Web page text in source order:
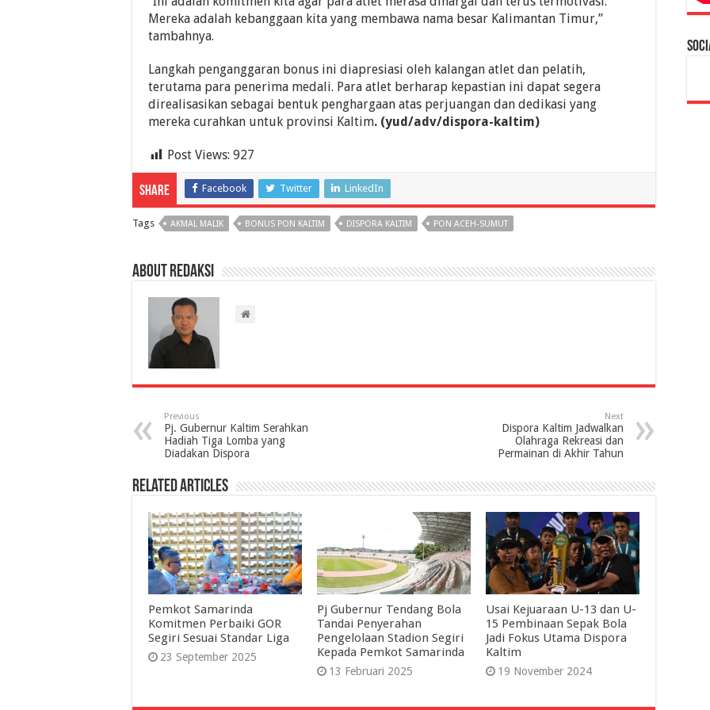
Mereka adalah kebanggaan kita yang membawa nama besar Kalimantan Timur,”
tambahnya.
Langkah penganggaran bonus ini diapresiasi oleh kalangan atlet dan pelatih,
terutama para penerima medali. Para atlet berharap kepastian ini dapat segera
direalisasikan sebagai bentuk penghargaan atas perjuangan dan dedikasi yang
mereka curahkan untuk provinsi Kaltim. (yud/adv/dispora-kaltim)
Post Views: 927
Share Facebook Twitter LinkedIn
Tags AKMAL MALIK BONUS PON KALTIM DISPORA KALTIM PON ACEH-SUMUT
About Redaksi
Previous
Pj. Gubernur Kaltim Serahkan
Hadiah Tiga Lomba yang
Diadakan Dispora
Next
Dispora Kaltim Jadwalkan
Olahraga Rekreasi dan
Permainan di Akhir Tahun
Related Articles
Pemkot Samarinda
Komitmen Perbaiki GOR
Segiri Sesuai Standar Liga
23 September 2025
Pj Gubernur Tendang Bola
Tandai Penyerahan
Pengelolaan Stadion Segiri
Kepada Pemkot Samarinda
13 Februari 2025
Usai Kejuaraan U-13 dan U-
15 Pembinaan Sepak Bola
Jadi Fokus Utama Dispora
Kaltim
19 November 2024